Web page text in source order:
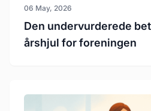
06 May, 2026
Den undervurderede
årshjul for foreningen